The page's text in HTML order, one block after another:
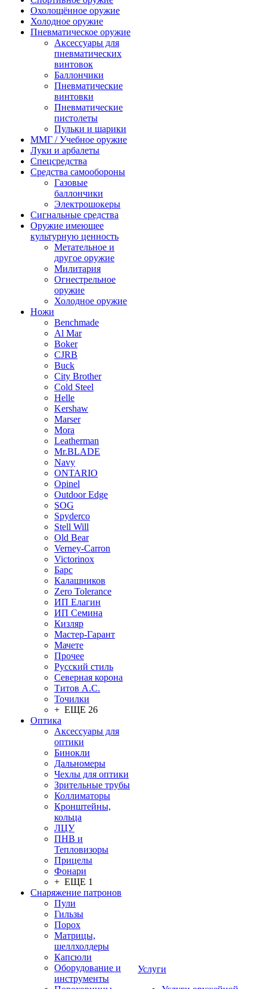
Охолощённое оружие
Холодное оружие
Пневматическое оружие
Аксессуары для
пневматических
винтовок
Баллончики
Пневматические
винтовки
Пневматические
пистолеты
Пульки и шарики
ММГ / Учебное оружие
Луки и арбалеты
Спецсредства
Средства самообороны
Газовые
баллончики
Электрошокеры
Сигнальные средства
Оружие имеющее
культурную ценность
Метательное и
другое оружие
Милитария
Огнестрельное
оружие
Холодное оружие
Ножи
Benchmade
Al Mar
Boker
CJRB
Buck
City Brother
Cold Steel
Helle
Kershaw
Marser
Mora
Leatherman
Mr.BLADE
Navy
ONTARIO
Opinel
Outdoor Edge
SOG
Spyderco
Stell Will
Old Bear
Verney-Carron
Victorinox
Барс
Калашников
Zero Tolerance
ИП Елагин
ИП Семина
Кизляр
Мастер-Гарант
Мачете
Прочее
Русский стиль
Северная корона
Титов А.С.
Точилки
+ ЕЩЕ 26
Оптика
Аксессуары для
оптики
Бинокли
Дальномеры
Чехлы для оптики
Зрительные трубы
Коллиматоры
Кронштейны,
кольца
ЛЦУ
ПНВ и
Тепловизоры
Прицелы
Фонари
+ ЕЩЕ 1
Снаряжение патронов
Пули
Гильзы
Порох
Матрицы,
шеллхолдеры
Капсюли
Оборудование и
инструменты
Услуги